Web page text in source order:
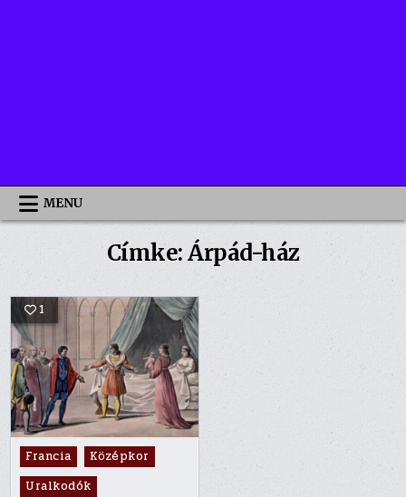
MENU
Címke:Árpád-ház
1
Posted
in
Francia
Középkor
Uralkodók